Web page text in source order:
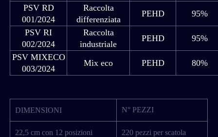
PSV RD
001/2024
Raccolta
differenziata
PEHD
95%
PSV RI
002/2024
Raccolta
industriale
PEHD
95%
PSV MIXECO
003/2024
Mix eco PEHD 80%
DIMENSIONI N° PEZZI
22,5 cm con 12 posizioni 220 pezzi per scatola